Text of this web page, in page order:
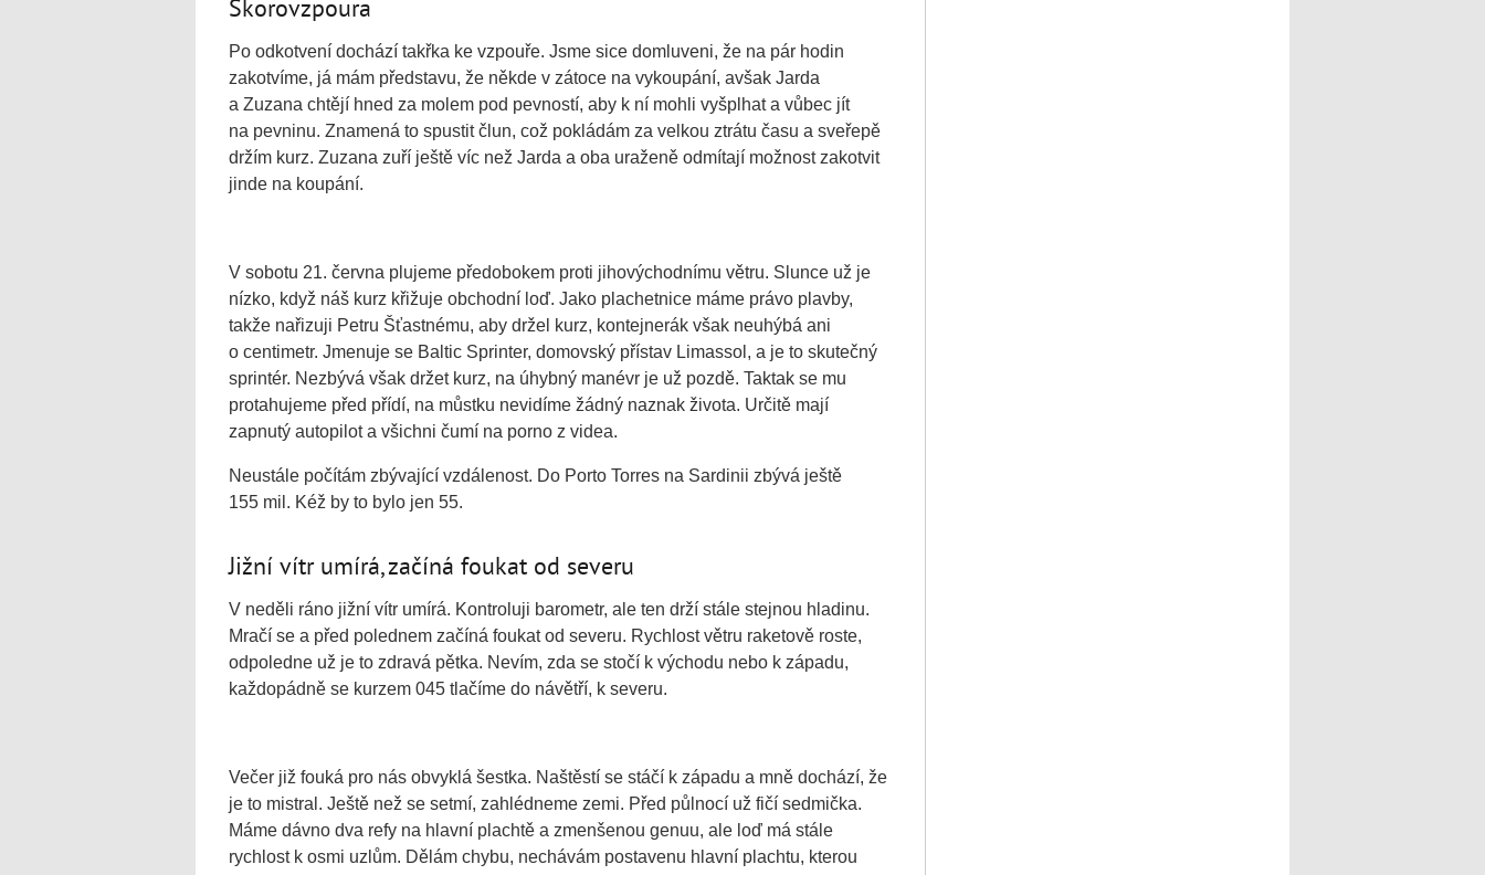
Skorovzpoura
Po odkotvení dochází takřka ke vzpouře. Jsme sice domluveni, že na pár hodin
zakotvíme, já mám představu, že někde v zátoce na vykoupání, avšak Jarda
a Zuzana chtějí hned za molem pod pevností, aby k ní mohli vyšplhat a vůbec jít
na pevninu. Znamená to spustit člun, což pokládám za velkou ztrátu času a sveřepě
držím kurz. Zuzana zuří ještě víc než Jarda a oba uraženě odmítají možnost zakotvit
jinde na koupání.
V sobotu 21. června plujeme předobokem proti jihovýchodnímu větru. Slunce už je
nízko, když náš kurz křižuje obchodní loď. Jako plachetnice máme právo plavby,
takže nařizuji Petru Šťastnému, aby držel kurz, kontejnerák však neuhýbá ani
o centimetr. Jmenuje se Baltic Sprinter, domovský přístav Limassol, a je to skutečný
sprintér. Nezbývá však držet kurz, na úhybný manévr je už pozdě. Taktak se mu
protahujeme před přídí, na můstku nevidíme žádný naznak života. Určitě mají
zapnutý autopilot a všichni čumí na porno z videa.
Neustále počítám zbývající vzdálenost. Do Porto Torres na Sardinii zbývá ještě
155 mil. Kéž by to bylo jen 55.
Jižní vítr umírá, začíná foukat od severu
V neděli ráno jižní vítr umírá. Kontroluji barometr, ale ten drží stále stejnou hladinu.
Mračí se a před polednem začíná foukat od severu. Rychlost větru raketově roste,
odpoledne už je to zdravá pětka. Nevím, zda se stočí k východu nebo k západu,
každopádně se kurzem 045 tlačíme do návětří, k severu.
Večer již fouká pro nás obvyklá šestka. Naštěstí se stáčí k západu a mně dochází, že
je to mistral. Ještě než se setmí, zahlédneme zemi. Před půlnocí už fičí sedmička.
Máme dávno dva refy na hlavní plachtě a zmenšenou genuu, ale loď má stále
rychlost k osmi uzlům. Dělám chybu, nechávám postavenu hlavní plachtu, kterou